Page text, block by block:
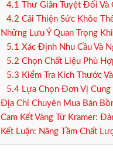
4.1 Thư Giãn Tuyệt Đối Và
4.2 Cải Thiện Sức Khỏe
Những Lưu Ý Quan Trọng
5.1 Xác Định Nhu Cầu Và
5.2 Chọn Chất Liệu Phù
5.3 Kiểm Tra Kích Thước
5.4Lựa Chọn Đơn Vị Cung
Địa Chỉ Chuyên Mua Bán
Cam Kết Vàng Từ Kramer:
Kết Luận: Nâng Tầm Chất